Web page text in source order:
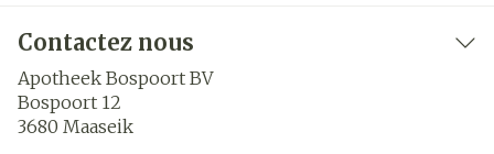
Contactez nous
Apotheek Bospoort BV
Bospoort 12
3680 Maaseik